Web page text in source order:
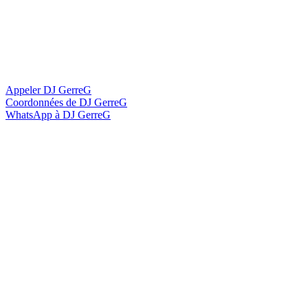
Appeler DJ GerreG
Coordonnées de DJ GerreG
WhatsApp à DJ GerreG